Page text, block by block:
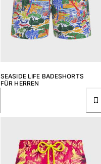
SEASIDE LIFE BADESHORTS
FÜR HERREN